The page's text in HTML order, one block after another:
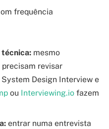
frequência
mesmo
revisar
System Design Interview e
ou Interviewing.io fazem
entrar numa entrevista